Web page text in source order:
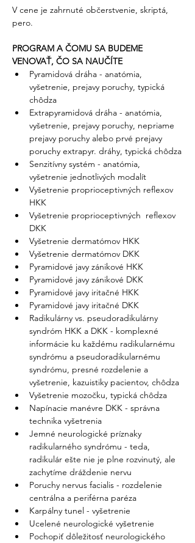
V cene je zahrnuté občerstvenie, skriptá,
pero.
PROGRAM A ČOMU SA BUDEME
VENOVAŤ, ČO SA NAUČÍTE
Pyramidová dráha - anatómia,
vyšetrenie, prejavy poruchy, typická
chôdza
Extrapyramidová dráha - anatómia,
vyšetrenie, prejavy poruchy, nepriame
prejavy poruchy alebo prvé prejavy
poruchy extrapyr. dráhy, typická chôdza
Senzitívny systém - anatómia,
vyšetrenie jednotlivých modalít
Vyšetrenie proprioceptivných reflexov
HKK
Vyšetrenie proprioceptivných  reflexov
DKK
Vyšetrenie dermatómov HKK
Vyšetrenie dermatómov DKK
Pyramidové javy zánikové HKK
Pyramidové javy zánikové DKK
Pyramidové javy iritačné HKK
Pyramidové javy iritačné DKK
Radikulárny vs. pseudoradikulárny
syndróm HKK a DKK - komplexné
informácie ku každému radikularnému
syndrómu a pseudoradikularnému
syndrómu, presné rozdelenie a
vyšetrenie, kazuistiky pacientov, chôdza
Vyšetrenie mozočku, typická chôdza
Napínacie manévre DKK - správna
technika vyšetrenia
Jemné neurologické príznaky
radikularného syndrómu - teda,
radikulár ešte nie je plne rozvinutý, ale
zachytíme dráždenie nervu
Poruchy nervus facialis - rozdelenie
centrálna a periférna paréza
Karpálny tunel - vyšetrenie
Ucelené neurologické vyšetrenie
Pochopiť dôležitosť neurologického